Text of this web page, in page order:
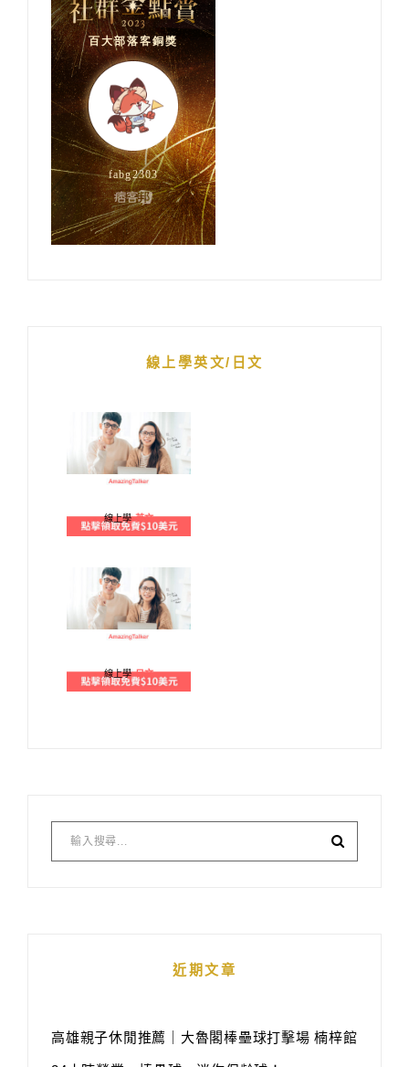
線上學英文/日文
線上學英文
線上學日文
近期文章
高雄親子休閒推薦｜大魯閣棒壘球打擊場 楠梓館